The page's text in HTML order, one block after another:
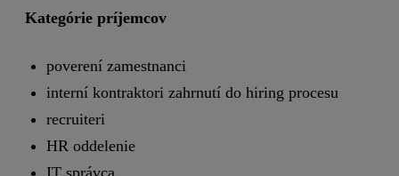
Kategórie príjemcov
poverení zamestnanci
interní kontraktori zahrnutí do hiring procesu
recruiteri
HR oddelenie